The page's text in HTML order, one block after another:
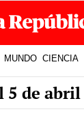
MUNDO CIENCIA
5 de abril